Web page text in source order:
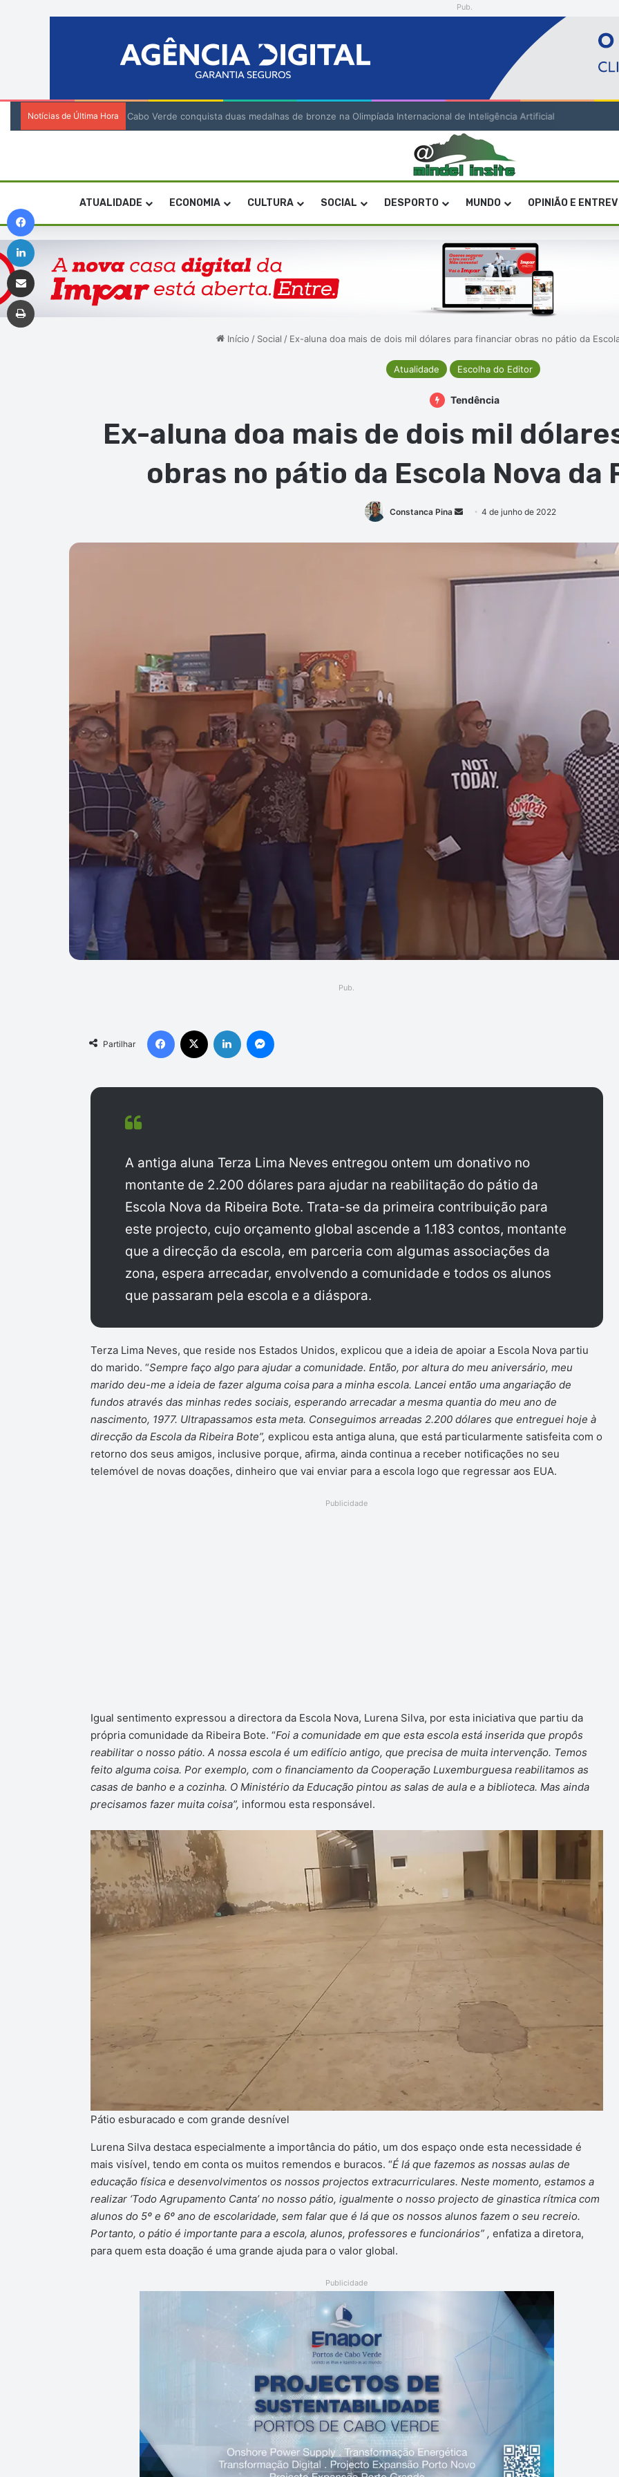
Pub.
Notícias de Última Hora Cabo Verde conquista duas medalhas de bronze na Olimpíada Internacional de Inteligência Artificial
ATUALIDADE ECONOMIA CULTURA SOCIAL DESPORTO MUNDO OPINIÃO E
Início / Social / Ex-aluna doa mais de dois mil dólares para financiar obras no pátio da
Atualidade Escolha do Editor
Tendência
Ex-aluna doa mais de dois mil
obras no pátio da Escola Nova da
Constanca Pina
Mande
e-
4 de junho de 2022
Pub.
Partilhar
Facebook Linkedin
A antiga aluna Terza Lima Neves entregou ontem um donativo no
montante de 2.200 dólares para ajudar na reabilitação do pátio da
Escola Nova da Ribeira Bote. Trata-se da primeira contribuição para
este projecto, cujo orçamento global ascende a 1.183 contos, montante
que a direcção da escola, em parceria com algumas associações da
zona, espera arrecadar, envolvendo a comunidade e todos os alunos
que passaram pela escola e a diáspora.
Terza Lima Neves, que reside nos Estados Unidos, explicou que a ideia de apoiar a Escola Nova partiu
do marido. “Sempre faço algo para ajudar a comunidade. Então, por altura do meu aniversário, meu
marido deu-me a ideia de fazer alguma coisa para a minha escola. Lancei então uma angariação de
fundos através das minhas redes sociais, esperando arrecadar a mesma quantia do meu ano de
nascimento, 1977. Ultrapassamos esta meta. Conseguimos arreadas 2.200 dólares que entreguei hoje à
direcção da Escola da Ribeira Bote”, explicou esta antiga aluna, que está particularmente satisfeita com o
retorno dos seus amigos, inclusive porque, afirma, ainda continua a receber notificações no seu
telemóvel de novas doações, dinheiro que vai enviar para a escola logo que regressar aos EUA.
Publicidade
Igual sentimento expressou a directora da Escola Nova, Lurena Silva, por esta iniciativa que partiu da
própria comunidade da Ribeira Bote. “Foi a comunidade em que esta escola está inserida que propôs
reabilitar o nosso pátio. A nossa escola é um edifício antigo, que precisa de muita intervenção. Temos
feito alguma coisa. Por exemplo, com o financiamento da Cooperação Luxemburguesa reabilitamos as
casas de banho e a cozinha. O Ministério da Educação pintou as salas de aula e a biblioteca. Mas ainda
precisamos fazer muita coisa”, informou esta responsável.
Pátio esburacado e com grande desnível
Lurena Silva destaca especialmente a importância do pátio, um dos espaço onde esta necessidade é
mais visível, tendo em conta os muitos remendos e buracos. “É lá que fazemos as nossas aulas de
educação física e desenvolvimentos os nossos projectos extracurriculares. Neste momento, estamos a
realizar ‘Todo Agrupamento Canta’ no nosso pátio, igualmente o nosso projecto de ginastica rítmica com
alunos do 5º e 6º ano de escolaridade, sem falar que é lá que os nossos alunos fazem o seu recreio.
Portanto, o pátio é importante para a escola, alunos, professores e funcionários” , enfatiza a diretora,
para quem esta doação é uma grande ajuda para o valor global.
Publicidade
Linkedin
Imprimir